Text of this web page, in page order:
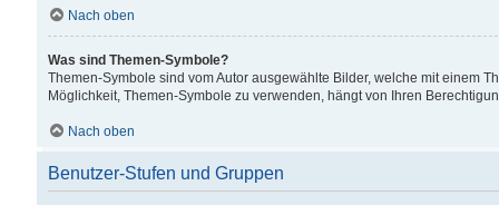
Nach oben
Was sind Themen-Symbole?
Themen-Symbole sind vom Autor ausgewählte Bilder, welche mit einem
Möglichkeit, Themen-Symbole zu verwenden, hängt von Ihren
Nach oben
Benutzer-Stufen und Gruppen